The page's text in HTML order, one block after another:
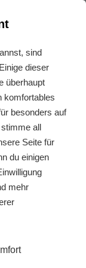
sind
dieser
überhaupt
komfortables
besonders auf
all
Seite für
du einigen
mehr